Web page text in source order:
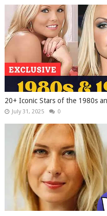
20+ Iconic Stars of the 1980s
July 31, 2025 0